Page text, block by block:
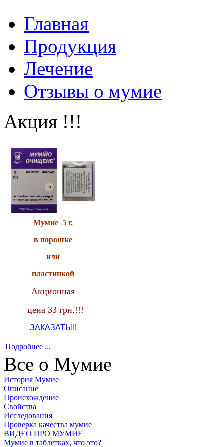
Главная
Продукция
Лечение
Отзывы о мумие
Акция !!!
Мумие 5 г.
в порошке
или
пластинкой
Акционная
цена 33 грн.!!!
ЗАКАЗАТЬ!!!
Подробнее ...
Все о Мумие
История Мумие
Описание
Происхождение
Свойства
Исследования
Проверка качества мумие
ВИДЕО ПРО МУМИЕ
Мумие в таблетках, что это?